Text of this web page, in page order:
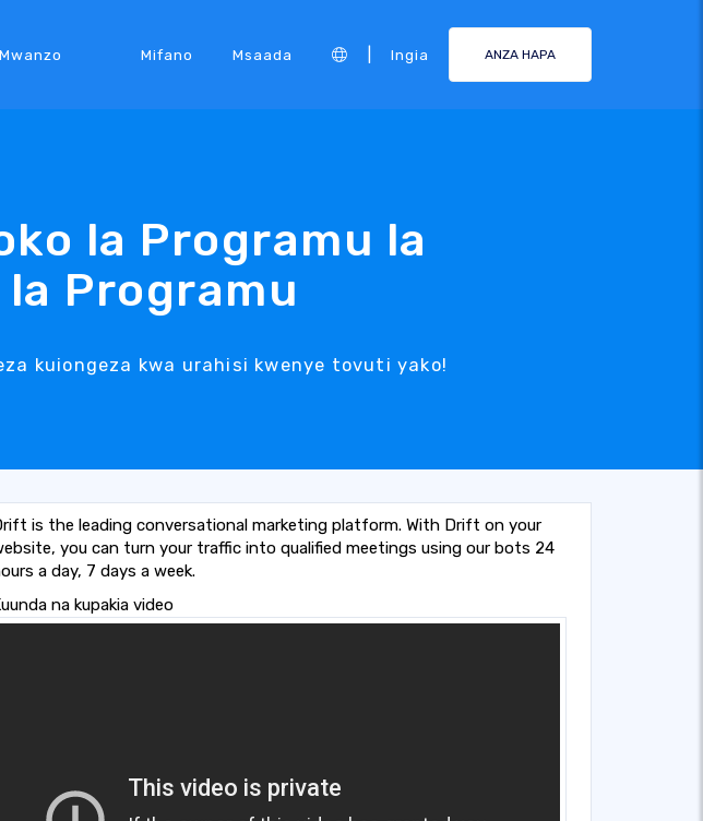
Mifano Msaada Ingia ANZA HAPA
la Programu la
la Programu
kuiongeza kwa urahisi kwenye tovuti yako!
is the leading conversational marketing platform. With Drift on your
you can turn your traffic into qualified meetings using our bots 24
a day, 7 days a week.
na kupakia video